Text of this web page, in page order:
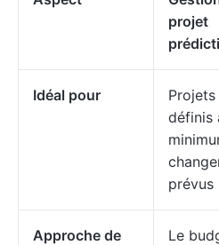
projet
Idéal pour
définis
prévus
Approche de
Le